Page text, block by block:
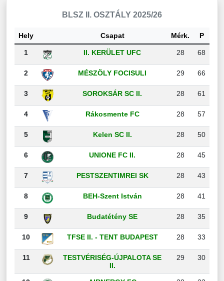
BLSZ II. OSZTÁLY 2025/26
Hely Csapat Mérk. P
1 II. KERÜLET UFC 28 68
2 MÉSZÖLY FOCISULI 29 66
3 SOROKSÁR SC II. 28 61
4 Rákosmente FC 28 57
5 Kelen SC II. 28 50
6 UNIONE FC II. 28 45
7 PESTSZENTIMREI SK 28 43
8 BEH-Szent István 28 41
9 Budatétény SE 28 35
10 TFSE II. - TENT BUDAPEST 28 33
11
TESTVÉRISÉG-ÚJPALOTA SE
II.
29 30